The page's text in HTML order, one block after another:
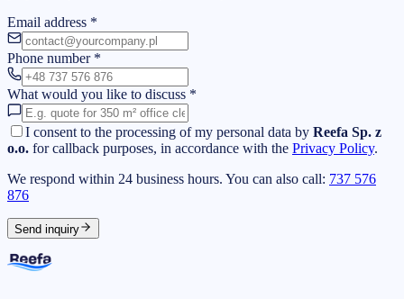
Email address *
Phone number *
What would you like to discuss *
I consent to the processing of my personal data by Reefa Sp. z
o.o. for callback purposes, in accordance with the Privacy Policy.
We respond within 24 business hours. You can also call: 737 576
876
Send inquiry